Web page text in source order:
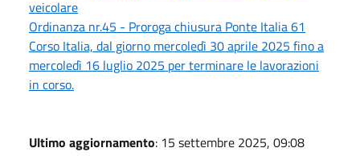
veicolare
Ordinanza nr.45 - Proroga chiusura Ponte Italia 61
Corso Italia, dal giorno mercoledì 30 aprile 2025 fino a
mercoledì 16 luglio 2025 per terminare le lavorazioni
in corso.
Ultimo aggiornamento: 15 settembre 2025, 09:08